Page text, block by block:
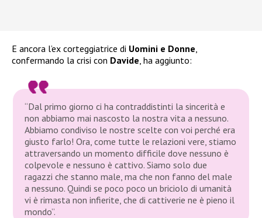
E ancora l’ex corteggiatrice di Uomini e Donne
confermando la crisi con Davide , ha aggiunto:
“Dal primo giorno ci ha contraddistinti la sincerità e
non abbiamo mai nascosto la nostra vita a nessuno.
Abbiamo condiviso le nostre scelte con voi perché era
giusto farlo! Ora, come tutte le relazioni vere, stiamo
attraversando un momento difficile dove nessuno è
colpevole e nessuno è cattivo. Siamo solo due
ragazzi che stanno male, ma che non fanno del male
a nessuno. Quindi se poco poco un briciolo di umanità
vi è rimasta non infierite, che di cattiverie ne è pieno il
mondo”.